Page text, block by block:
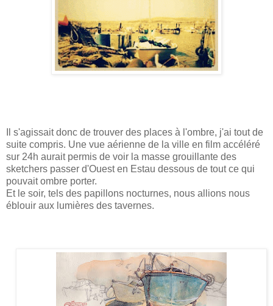
Il s'agissait donc de trouver des places à l'ombre, j'ai tout de
suite compris. Une vue aérienne de la ville en film accéléré
sur 24h aurait permis de voir la masse grouillante des
sketchers passer d'Ouest en Estau dessous de tout ce qui
pouvait ombre porter.
Et le soir, tels des papillons nocturnes, nous allions nous
éblouir aux lumières des tavernes.